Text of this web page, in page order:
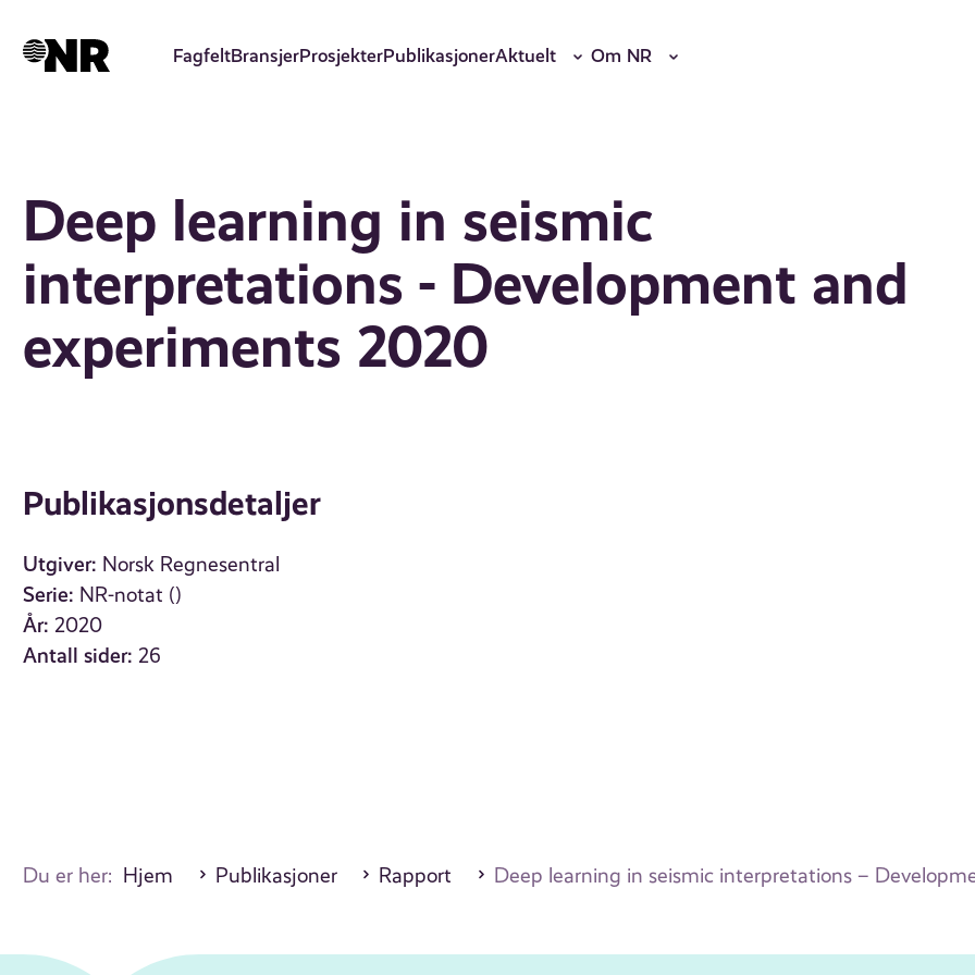
hovedinnhold
FagfeltBransjerProsjekterPublikasjonerAktuelt Om NR
Deep learning in seismic
interpretations - Development and
experiments 2020
Publikasjonsdetaljer
Utgiver: Norsk Regnesentral
Serie: NR-notat ()
År: 2020
Antall sider: 26
Du er her: Hjem Publikasjoner Rapport Deep learning in seismic interpretations –